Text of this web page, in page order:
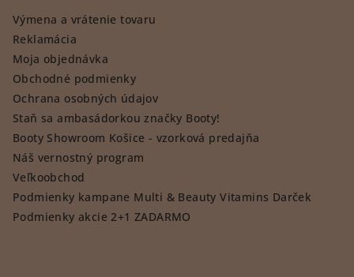
Výmena a vrátenie tovaru
Reklamácia
Moja objednávka
Obchodné podmienky
Ochrana osobných údajov
Staň sa ambasádorkou značky Booty!
Booty Showroom Košice - vzorková predajňa
Náš vernostný program
Veľkoobchod
Podmienky kampane Multi & Beauty Vitamins Darček
Podmienky akcie 2+1 ZADARMO